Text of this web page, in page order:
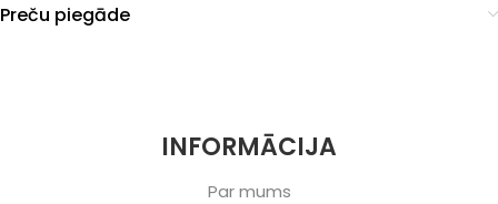
Preču piegāde
INFORMĀCIJA
Par mums